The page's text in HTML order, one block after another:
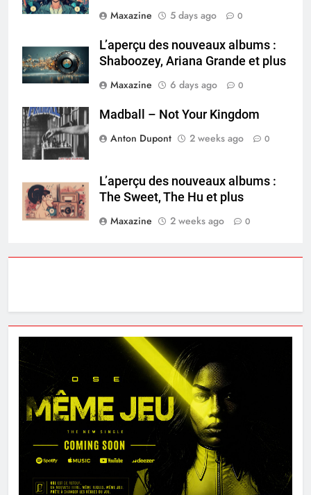
Maxazine
5 days ago 0
L’aperçu des nouveaux albums :
Shaboozey, Ariana Grande et plus
Maxazine
6 days ago 0
Madball – Not Your Kingdom
Anton Dupont
2 weeks ago 0
L’aperçu des nouveaux albums :
The Sweet, The Hu et plus
Maxazine
2 weeks ago 0